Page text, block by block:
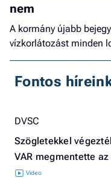
nem
A kormány újabb
vízkorlátozást minden
Fontos
DVSC
Szögletekkel
VAR megmentette az